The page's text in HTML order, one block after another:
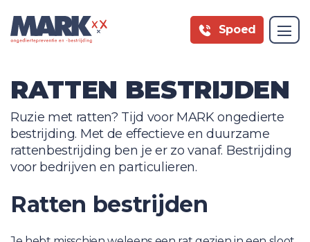
Spoed
RATTEN BESTRIJDEN
Ruzie met ratten? Tijd voor MARK ongedierte
bestrijding. Met de effectieve en duurzame
rattenbestrijding ben je er zo vanaf. Bestrijding
voor bedrijven en particulieren.
Ratten bestrijden